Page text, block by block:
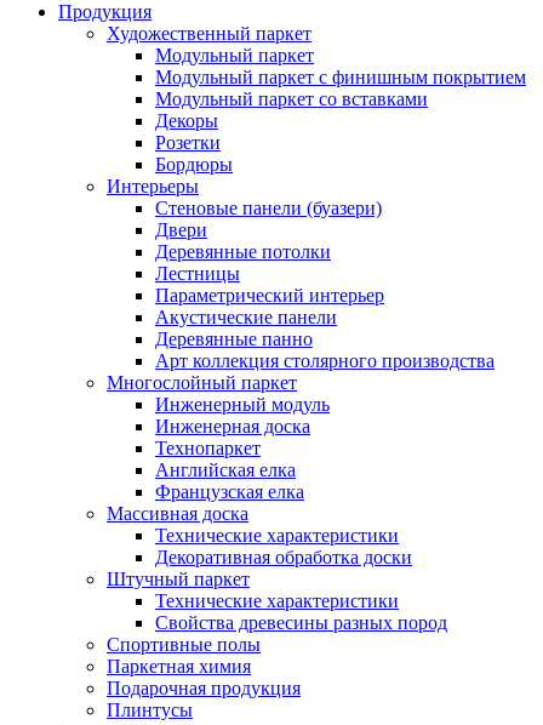
Продукция
Художественный паркет
Модульный паркет
Модульный паркет с финишным покрытием
Модульный паркет со вставками
Декоры
Розетки
Бордюры
Интерьеры
Стеновые панели (буазери)
Двери
Деревянные потолки
Лестницы
Параметрический интерьер
Акустические панели
Деревянные панно
Арт коллекция столярного производства
Многослойный паркет
Инженерный модуль
Инженерная доска
Технопаркет
Английская елка
Французская елка
Массивная доска
Технические характеристики
Декоративная обработка доски
Штучный паркет
Технические характеристики
Свойства древесины разных пород
Спортивные полы
Паркетная химия
Подарочная продукция
Плинтусы